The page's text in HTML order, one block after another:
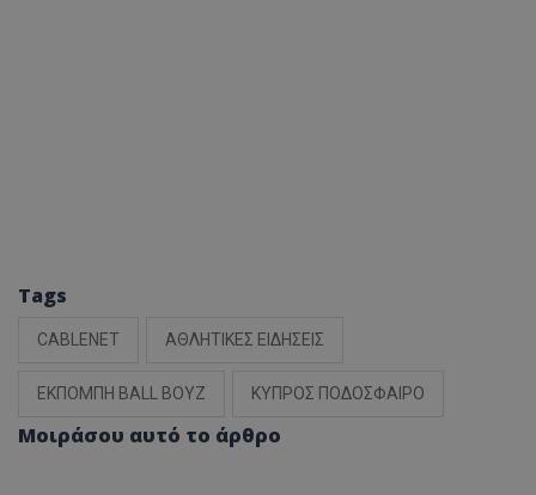
Tags
CABLENET ΑΘΛΗΤΙΚΕΣ ΕΙΔΗΣΕΙΣ
ΕΚΠΟΜΠΗ BALL BOYZ ΚΥΠΡΟΣ ΠΟΔΟΣΦΑΙΡΟ
Μοιράσου αυτό το άρθρο